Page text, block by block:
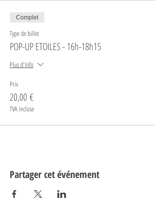
Complet
Type de billet
POP-UP ETOILES - 16h-18h15
Plus d'info
Prix
20,00 €
TVA incluse
Partager cet événement